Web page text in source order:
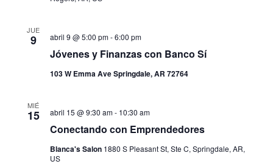
JUE
9
Jóvenes y Finanzas con Banco Sí
abril 9 @ 5:00 pm-6:00 pm
103 W Emma Ave Springdale, AR 72764
MIÉ
15
Conectando con Emprendedores
abril 15 @ 9:30 am- 10:30 am
Blanca's Salon 1880 S Pleasant St, Ste C, Springdale, AR,
US